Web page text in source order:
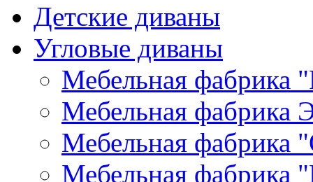
Детские диваны
Угловые диваны
Мебельная фабрика
Мебельная фабрика
Мебельная фабрика
Мебельная фабрика